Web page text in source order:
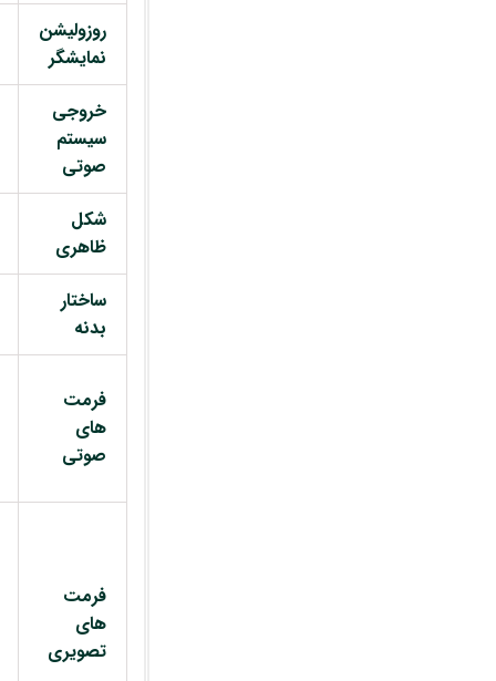
روزولیشن
نمایشگر
خروجی
سیستم
صوتی
شکل
ظاهری
ساختار
بدنه
فرمت
های
صوتی
فرمت
های
تصویری